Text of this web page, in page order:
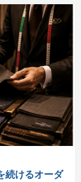
続けるオーダ